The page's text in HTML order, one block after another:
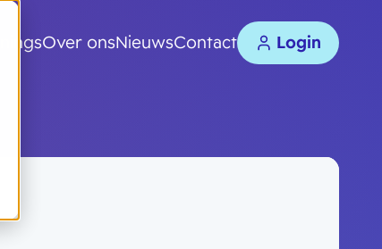
Over onsNieuwsContact Login